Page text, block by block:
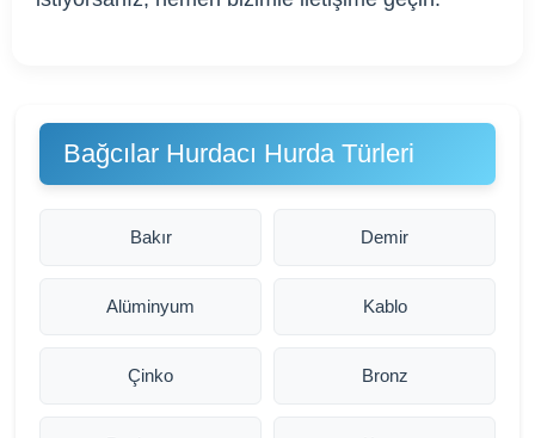
Bağcılar Hurdacı Hurda Türleri
Bakır Demir
Alüminyum Kablo
Çinko Bronz